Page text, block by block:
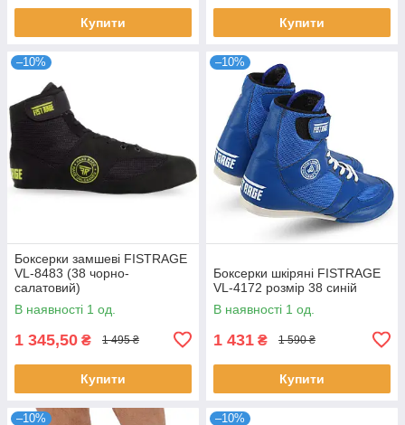
Купити Купити
–10%
Боксерки замшеві FISTRAGE
VL-8483 (38 чорно-
салатовий)
В наявності 1 од.
1 345,50 ₴ 1 495 ₴
Купити
–10%
Боксерки шкіряні FISTRAGE
VL-4172 розмір 38 синій
В наявності 1 од.
1 431 ₴ 1 590 ₴
Купити
–10% –10%